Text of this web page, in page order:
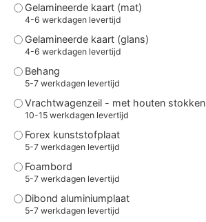
Gelamineerde kaart (mat)
4-6 werkdagen levertijd
Gelamineerde kaart (glans)
4-6 werkdagen levertijd
Behang
5-7 werkdagen levertijd
Vrachtwagenzeil - met houten stokken
10-15 werkdagen levertijd
Forex kunststofplaat
5-7 werkdagen levertijd
Foambord
5-7 werkdagen levertijd
Dibond aluminiumplaat
5-7 werkdagen levertijd